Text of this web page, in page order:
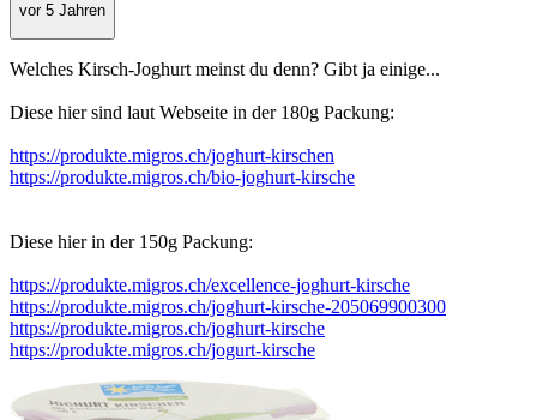
vor 5 Jahren
Welches Kirsch-Joghurt meinst du denn? Gibt ja einige...
Diese hier sind laut Webseite in der 180g Packung:
https://produkte.migros.ch/joghurt-kirschen
https://produkte.migros.ch/bio-joghurt-kirsche
Diese hier in der 150g Packung:
https://produkte.migros.ch/excellence-joghurt-kirsche
https://produkte.migros.ch/joghurt-kirsche-205069900300
https://produkte.migros.ch/joghurt-kirsche
https://produkte.migros.ch/jogurt-kirsche